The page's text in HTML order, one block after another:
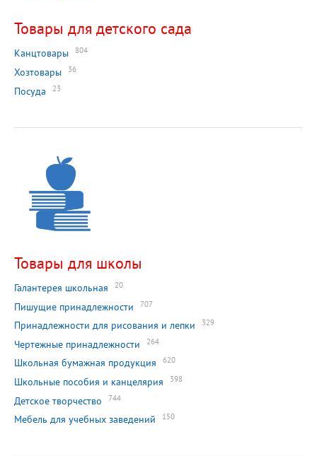
Товары для детского сада
Канцтовары 804
Хозтовары 36
Посуда 23
Товары для школы
Галантерея школьная 20
Пишущие принадлежности 707
Принадлежности для рисования и лепки 329
Чертежные принадлежности 264
Школьная бумажная продукция 620
Школьные пособия и канцелярия 398
Детское творчество 744
Мебель для учебных заведений 150